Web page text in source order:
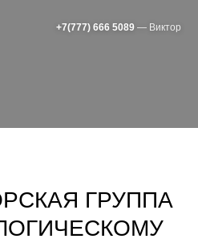
+7(777) 666 5089 — Виктор
ГРУППА